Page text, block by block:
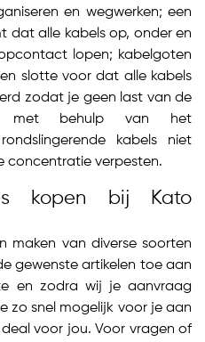
en wegwerken; een
dat alle kabels op, onder en
lopen; kabelgoten
slotte voor dat alle kabels
zodat je geen last van de
met behulp van het
kabels niet
concentratie verpesten.
kopen bij Kato
maken van diverse soorten
gewenste artikelen toe aan
en zodra wij je aanvraag
zo snel mogelijk voor je aan
voor jou. Voor vragen of